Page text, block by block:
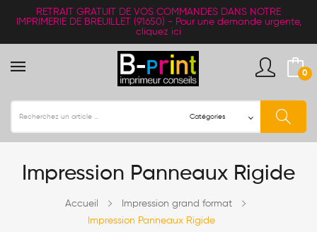
RETRAIT GRATUIT
DE VOS COMMANDES DANS NOTRE
IMPRIMERIE DE BREUILLET (91650) - Pour une demande urgente,
cliquez ici
0
Impression Panneaux Rigide
Accueil
Impression grand format
Impression Panneaux Rigide